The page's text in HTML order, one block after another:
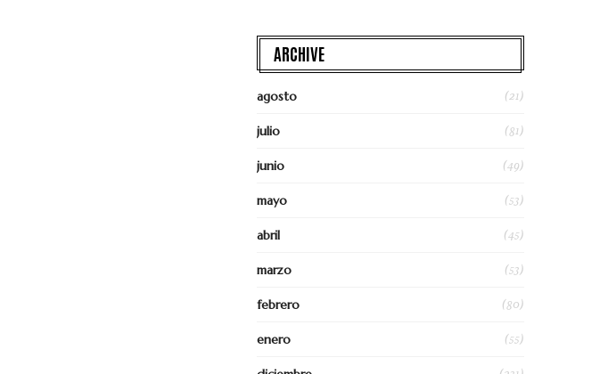
ARCHIVE
agosto (21)
julio (81)
junio (49)
mayo (53)
abril (45)
marzo (53)
febrero (80)
enero (55)